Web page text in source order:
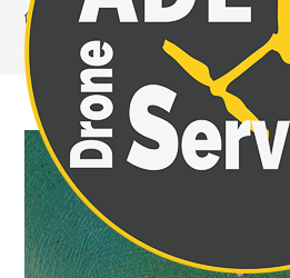
Mer